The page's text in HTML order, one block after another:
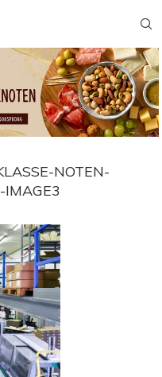
NOTEN-